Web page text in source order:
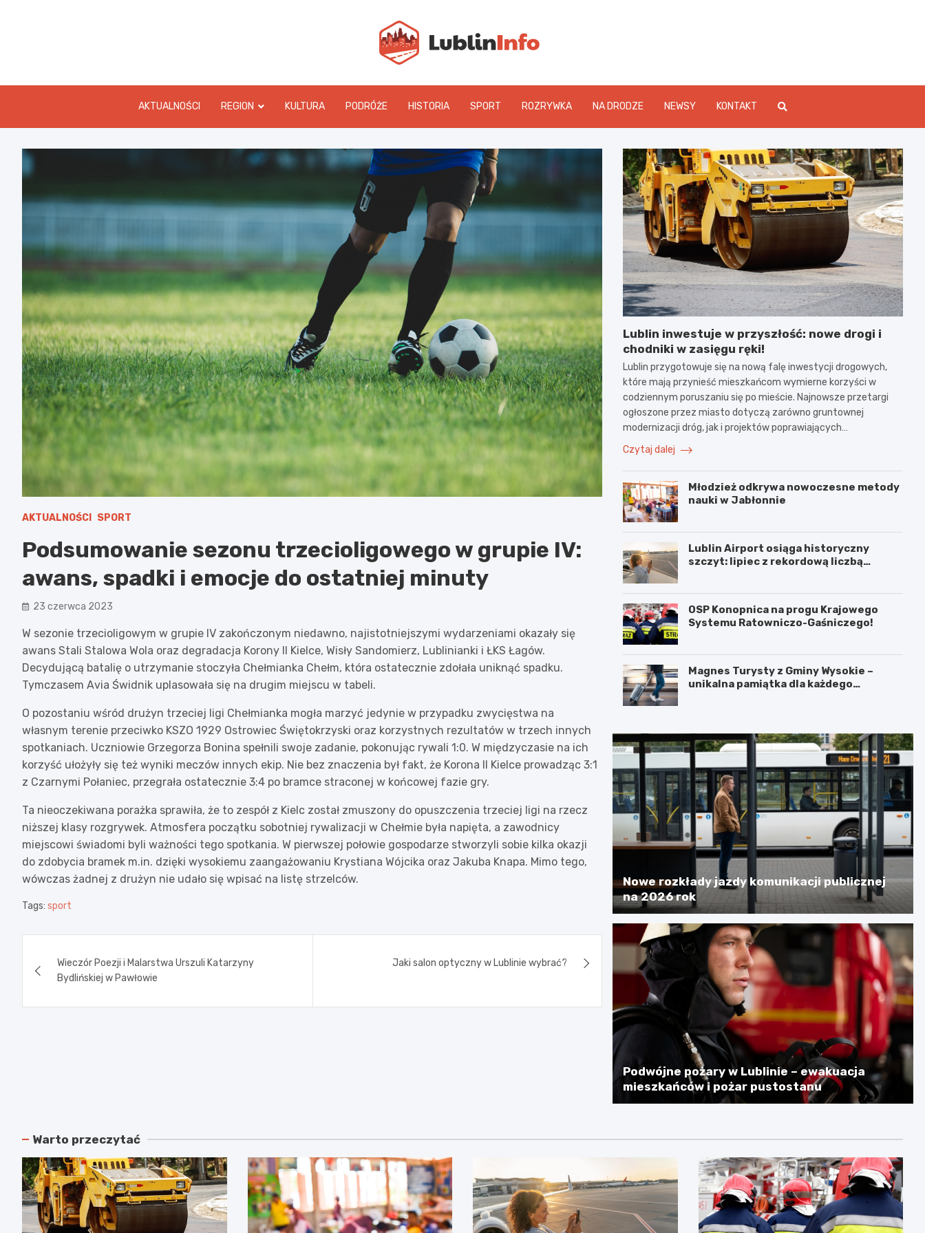
AKTUALNOŚCI REGION KULTURA PODRÓŻE HISTORIA SPORT ROZRYWKA NA DRODZE NEWSY KONTAKT
AKTUALNOŚCI SPORT
Podsumowanie sezonu trzecioligowego w grupie IV:
awans, spadki i emocje do ostatniej minuty
23 czerwca 2023
W sezonie trzecioligowym w grupie IV zakończonym niedawno, najistotniejszymi wydarzeniami okazały się
awans Stali Stalowa Wola oraz degradacja Korony II Kielce, Wisły Sandomierz, Lublinianki i ŁKS Łagów.
Decydującą batalię o utrzymanie stoczyła Chełmianka Chełm, która ostatecznie zdołała uniknąć spadku.
Tymczasem Avia Świdnik uplasowała się na drugim miejscu w tabeli.
O pozostaniu wśród drużyn trzeciej ligi Chełmianka mogła marzyć jedynie w przypadku zwycięstwa na
własnym terenie przeciwko KSZO 1929 Ostrowiec Świętokrzyski oraz korzystnych rezultatów w trzech innych
spotkaniach. Uczniowie Grzegorza Bonina spełnili swoje zadanie, pokonując rywali 1:0. W międzyczasie na ich
korzyść ułożyły się też wyniki meczów innych ekip. Nie bez znaczenia był fakt, że Korona II Kielce prowadząc 3:1
z Czarnymi Połaniec, przegrała ostatecznie 3:4 po bramce straconej w końcowej fazie gry.
Ta nieoczekiwana porażka sprawiła, że to zespół z Kielc został zmuszony do opuszczenia trzeciej ligi na rzecz
niższej klasy rozgrywek. Atmosfera początku sobotniej rywalizacji w Chełmie była napięta, a zawodnicy
miejscowi świadomi byli ważności tego spotkania. W pierwszej połowie gospodarze stworzyli sobie kilka okazji
do zdobycia bramek m.in. dzięki wysokiemu zaangażowaniu Krystiana Wójcika oraz Jakuba Knapa. Mimo tego,
wówczas żadnej z drużyn nie udało się wpisać na listę strzelców.
Tags: sport
wpisu
Wieczór Poezji i Malarstwa Urszuli Katarzyny
Bydlińskiej w Pawłowie
Jaki salon optyczny w Lublinie wybrać?
Lublin inwestuje w przyszłość: nowe drogi i
chodniki w zasięgu ręki!
Lublin przygotowuje się na nową falę inwestycji drogowych,
które mają przynieść mieszkańcom wymierne korzyści w
codziennym poruszaniu się po mieście. Najnowsze przetargi
ogłoszone przez miasto dotyczą zarówno gruntownej
modernizacji dróg, jak i projektów poprawiających…
Czytaj dalej
Młodzież odkrywa nowoczesne metody
nauki w Jabłonnie
Lublin Airport osiąga historyczny
szczyt: lipiec z rekordową liczbą
OSP Konopnica na progu Krajowego
Systemu Ratowniczo-Gaśniczego!
Magnes Turysty z Gminy Wysokie –
unikalna pamiątka dla każdego
Nowe rozkłady jazdy komunikacji publicznej
na 2026 rok
Podwójne pożary w Lublinie – ewakuacja
mieszkańców i pożar pustostanu
Warto przeczytać